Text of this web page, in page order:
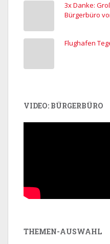
3x Danke:
Bürgerbüro
Flughafen
VIDEO: BÜRGERBÜRO
THEMEN-AUSWAHL